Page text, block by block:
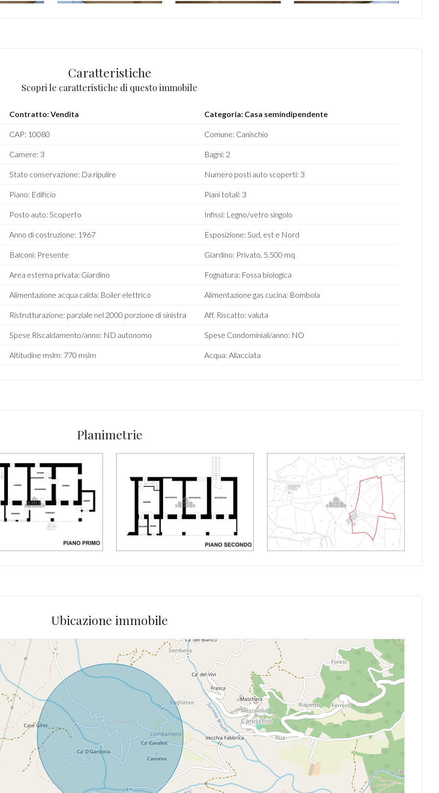
Caratteristiche
Scopri le caratteristiche di questo immobile
Contratto: Vendita Categoria: Casa semindipendente
CAP: 10080 Comune: Canischio
Camere: 3 Bagni: 2
Stato conservazione: Da ripulire Numero posti auto scoperti: 3
Piano: Edificio Piani totali: 3
Posto auto: Scoperto Infissi: Legno/vetro singolo
Anno di costruzione: 1967 Esposizione: Sud, est e Nord
Balconi: Presente Giardino: Privato, 5.500 mq
Area esterna privata: Giardino Fognatura: Fossa biologica
Alimentazione acqua calda: Boiler elettrico Alimentazione gas cucina: Bombola
Ristrutturazione: parziale nel 2000 porzione di sinistra Aff. Riscatto: valuta
Spese Riscaldamento/anno: ND autonomo Spese Condominiali/anno: NO
Altitudine mslm: 770 mslm Acqua: Allacciata
Planimetrie
Ubicazione immobile